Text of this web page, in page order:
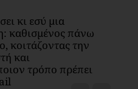
κι εσύ μια
καθισμένος πάνω
κοιτάζοντας την
και
τρόπο πρέπει